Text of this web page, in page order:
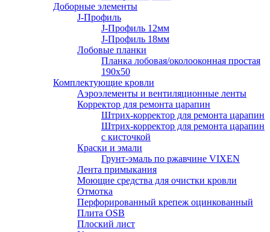
Доборные элементы
J-Профиль
J-Профиль 12мм
J-Профиль 18мм
Лобовые планки
Планка лобовая/околооконная простая
190х50
Комплектующие кровли
Аэроэлементы и вентиляционные ленты
Корректор для ремонта царапин
Штрих-корректор для ремонта царапин
Штрих-корректор для ремонта царапин
с кисточкой
Краски и эмали
Грунт-эмаль по ржавчине VIXEN
Лента примыкания
Моющие средства для очистки кровли
Отмотка
Перфорированный крепеж оцинкованный
Плита OSB
Плоский лист